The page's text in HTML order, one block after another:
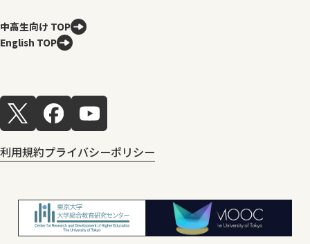
中高生向け TOP
English TOP
利用規約プライバシーポリシー